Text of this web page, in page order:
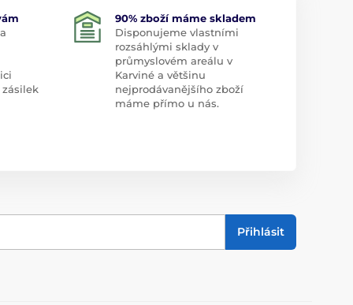
90% zboží máme skladem
Disponujeme vlastními
rozsáhlými sklady v
průmyslovém areálu v
Karviné a většinu
nejprodávanějšího zboží
máme přímo u nás.
Přihlásit